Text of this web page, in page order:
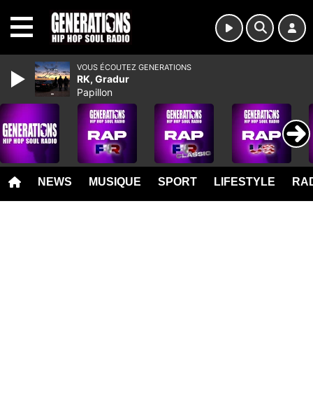
NEWS MUSIQUE SPORT LIFESTYLE
VOUS ÉCOUTEZ GENERATIONS
RK, Gradur
Papillon